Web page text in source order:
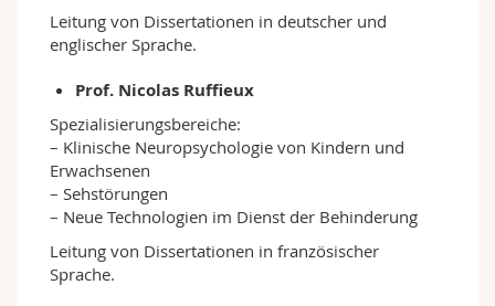
Leitung von Dissertationen in deutscher und
englischer Sprache.
Prof. Nicolas Ruffieux
Spezialisierungsbereiche:
– Klinische Neuropsychologie von Kindern und
Erwachsenen
– Sehstörungen
– Neue Technologien im Dienst der Behinderung
Leitung von Dissertationen in französischer
Sprache.